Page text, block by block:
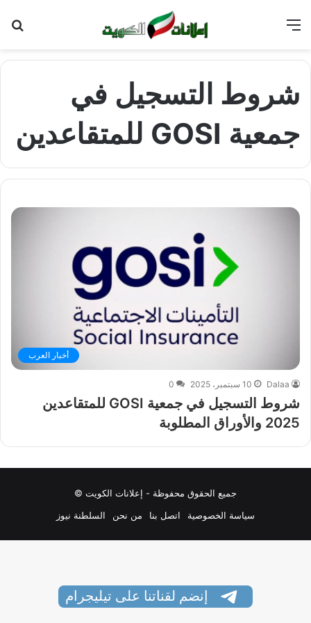
شروط التسجيل في
جمعية GOSI للمتقاعدين
أخبار العرب
Dalaa 10 سبتمبر، 2025 0
شروط التسجيل في جمعية GOSI للمتقاعدين
2025 والأوراق المطلوبة
جميع الحقوق محفوظة - إعلانات الكويت ©
سياسة الخصوصية
اتصل بنا من نحن السلطنة نيوز
إنضم لقناتنا على تيليجرام